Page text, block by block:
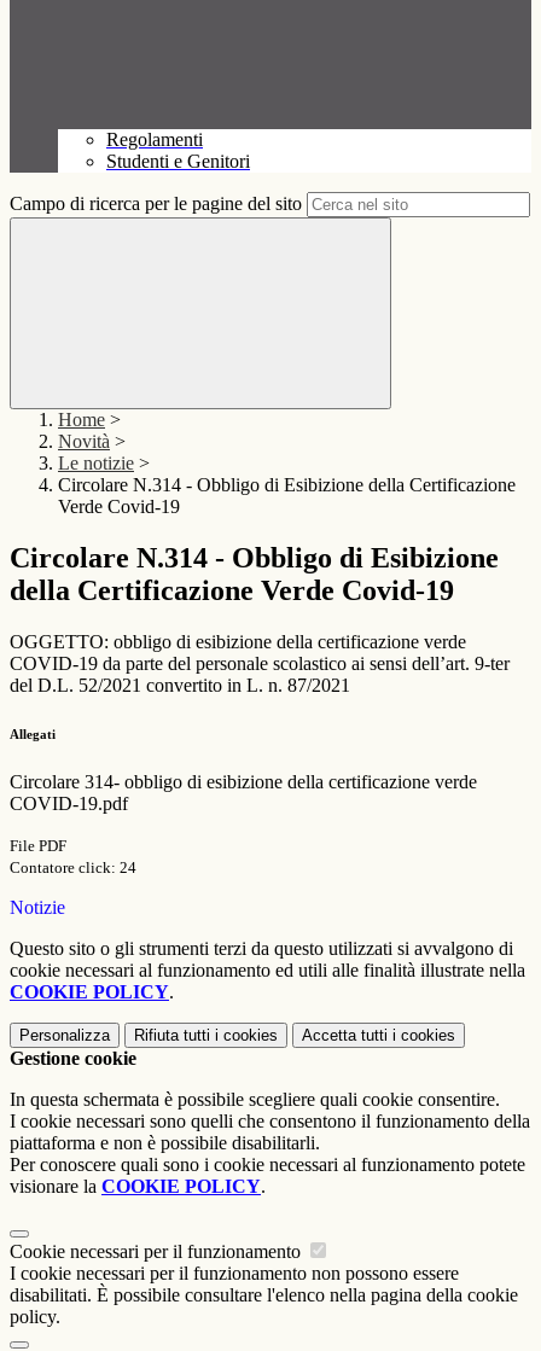
Regolamenti
Studenti e Genitori
Campo di ricerca per le pagine del sito
Home >
Novità >
Le notizie >
Circolare N.314 - Obbligo di Esibizione della Certificazione
Verde Covid-19
Circolare N.314 - Obbligo di Esibizione
della Certificazione Verde Covid-19
OGGETTO: obbligo di esibizione della certificazione verde
COVID-19 da parte del personale scolastico ai sensi dell’art. 9-ter
del D.L. 52/2021 convertito in L. n. 87/2021
Allegati
Circolare 314- obbligo di esibizione della certificazione verde
COVID-19.pdf
File PDF
Contatore click: 24
Notizie
Questo sito o gli strumenti terzi da questo utilizzati si avvalgono di
cookie necessari al funzionamento ed utili alle finalità illustrate nella
COOKIE POLICY.
Personalizza Rifiuta tutti i cookies Accetta tutti i cookies
Gestione cookie
In questa schermata è possibile scegliere quali cookie consentire.
I cookie necessari sono quelli che consentono il funzionamento della
piattaforma e non è possibile disabilitarli.
Per conoscere quali sono i cookie necessari al funzionamento potete
visionare la COOKIE POLICY.
Cookie necessari per il funzionamento
I cookie necessari per il funzionamento non possono essere
disabilitati. È possibile consultare l'elenco nella pagina della cookie
policy.